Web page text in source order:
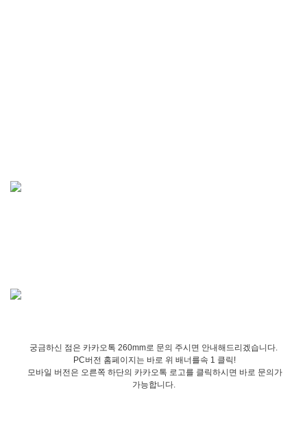
궁금하신 점은 카카오톡 260mm로 문의 주시면 안내해드리겠습니다.
PC버전 홈페이지는 바로 위 배너를속 1 클릭!
모바일 버전은 오른쪽 하단의 카카오톡 로고를 클릭하시면 바로 문의가
가능합니다.